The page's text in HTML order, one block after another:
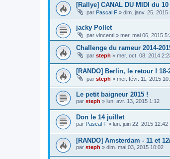
[Rallye] CANAL DU MIDI du
par Pascal F » dim. janv. 25, 2015
jacky Pollet
par vincentl » mer. mai 06, 2015
Challenge du rameur 2014-
par steph » mer. oct. 08, 2014
[RANDO] Berlin, le retour !
par steph » mer. févr. 11, 2015
Le petit baigneur 2015 !
par steph » lun. avr. 13, 2015 1:12
Don le 14 juillet
par Pascal F » lun. juin 22, 2015 12:42
[RANDO] Amsterdam - 11 et
par steph » dim. mai 03, 2015 10:02